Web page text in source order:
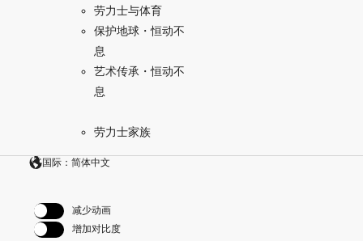
劳力士与体育
保护地球・恒动不
息
艺术传承・恒动不
息
劳力士家族
国际：简体中文
减少动画
增加对比度